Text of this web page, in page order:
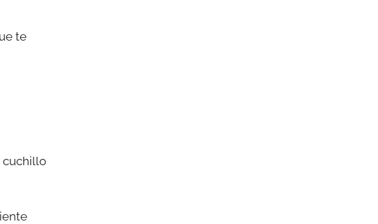
te
cuchillo